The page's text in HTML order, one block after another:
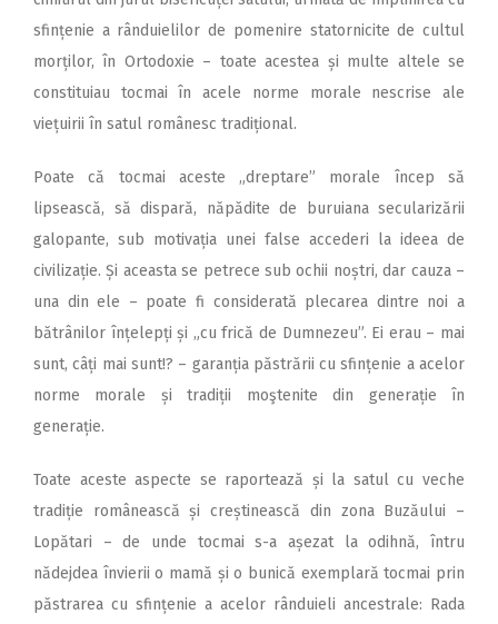
sfințenie a rânduielilor de pomenire statornicite de cultul
morților, în Ortodoxie – toate acestea și multe altele se
constituiau tocmai în acele norme morale nescrise ale
viețuirii în satul românesc tradițional.
Poate că tocmai aceste „dreptare” morale încep să
lipsească, să dispară, năpădite de buruiana secularizării
galopante, sub motivația unei false accederi la ideea de
civilizație. Și aceasta se petrece sub ochii noștri, dar cauza –
una din ele – poate fi considerată plecarea dintre noi a
bătrânilor înțelepți și „cu frică de Dumnezeu”. Ei erau – mai
sunt, câți mai sunt!? – garanția păstrării cu sfințenie a acelor
norme morale și tradiții moştenite din generație în
generație.
Toate aceste aspecte se raportează și la satul cu veche
tradiție românească și creștinească din zona Buzăului –
Lopătari – de unde tocmai s-a așezat la odihnă, întru
nădejdea învierii o mamă și o bunică exemplară tocmai prin
păstrarea cu sfințenie a acelor rânduieli ancestrale: Rada